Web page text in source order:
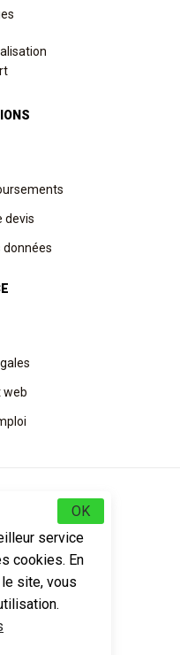
devis
données
web
DE
sur
service
cookies. En
site, vous
OK